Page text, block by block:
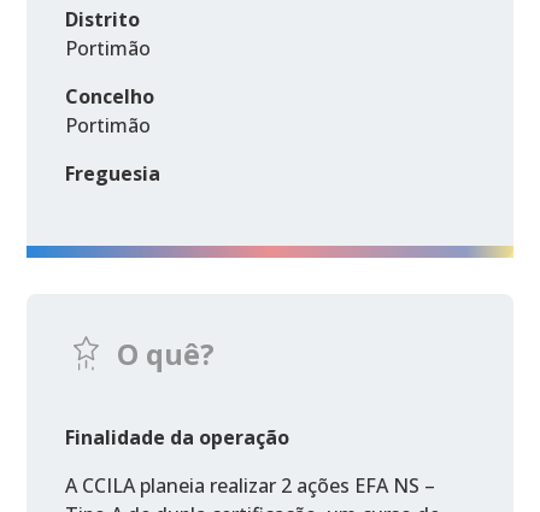
Distrito
Portimão
Concelho
Portimão
Freguesia
O quê?
Finalidade da operação
A CCILA planeia realizar 2 ações EFA NS –